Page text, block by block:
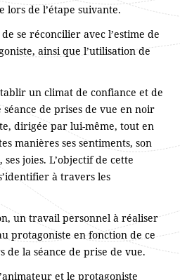
de l’étape suivante.
se réconcilier avec l’estime de
ainsi que l’utilisation de
un climat de confiance et de
de prises de vue en noir
dirigée par lui-même, tout en
manières ses sentiments, son
joies. L’objectif de cette
à travers les
un travail personnel à réaliser
protagoniste en fonction de ce
de la séance de prise de vue.
et le protagoniste